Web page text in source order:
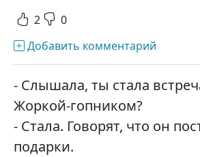
2 0
Добавить комментарий
- Слышала, ты стала
Жоркой-гопником?
- Стала. Говорят, что он
подарки.